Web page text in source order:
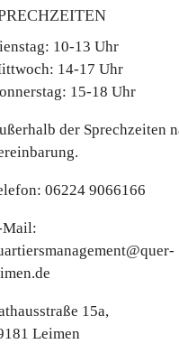
10-13 Uhr
14-17 Uhr
15-18 Uhr
der Sprechzeiten
06224 9066166
Mail:
15a,
Leimen